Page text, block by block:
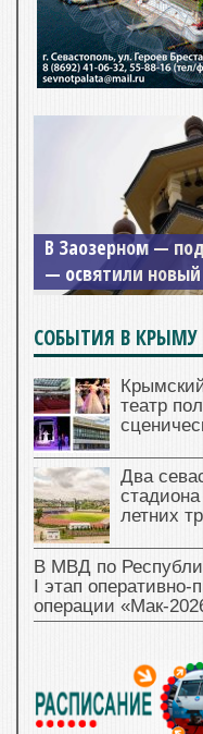
В Заозерном —
— освятили
Мужской
Дамиана в Крыму
для посещения
СОБЫТИЯ В КРЫМУ
театр
Два
летних
В МВД по
I этап
операции